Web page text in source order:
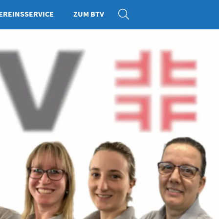
ZUM BTV SUCHE